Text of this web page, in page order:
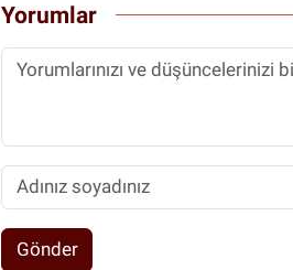
Yorumlar
Gönder